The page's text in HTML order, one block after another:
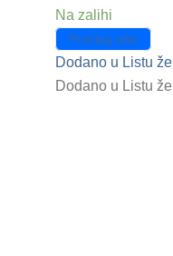
Na zalihi
Pročitaj više
Dodano u Listu
Dodano u Listu